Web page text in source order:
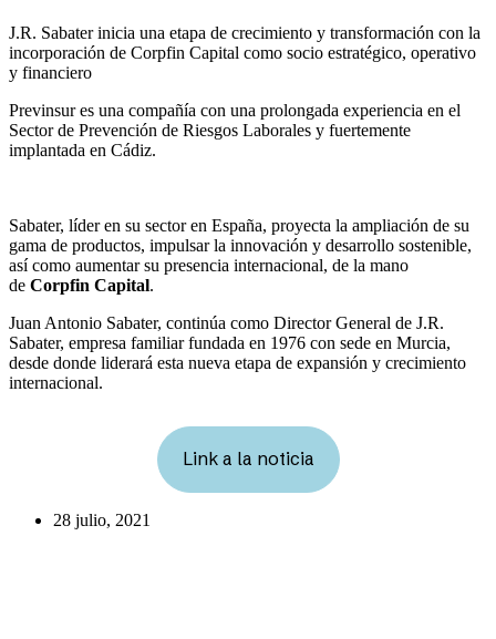
J.R. Sabater inicia una etapa de crecimiento y transformación con la
incorporación de Corpfin Capital como socio estratégico, operativo
y financiero
Previnsur es una compañía con una prolongada experiencia en el
Sector de Prevención de Riesgos Laborales y fuertemente
implantada en Cádiz.
Sabater, líder en su sector en España, proyecta la ampliación de su
gama de productos, impulsar la innovación y desarrollo sostenible,
así como aumentar su presencia internacional, de la mano
de Corpfin Capital.
Juan Antonio Sabater, continúa como Director General de J.R.
Sabater, empresa familiar fundada en 1976 con sede en Murcia,
desde donde liderará esta nueva etapa de expansión y crecimiento
internacional.
Link a la noticia
28 julio, 2021